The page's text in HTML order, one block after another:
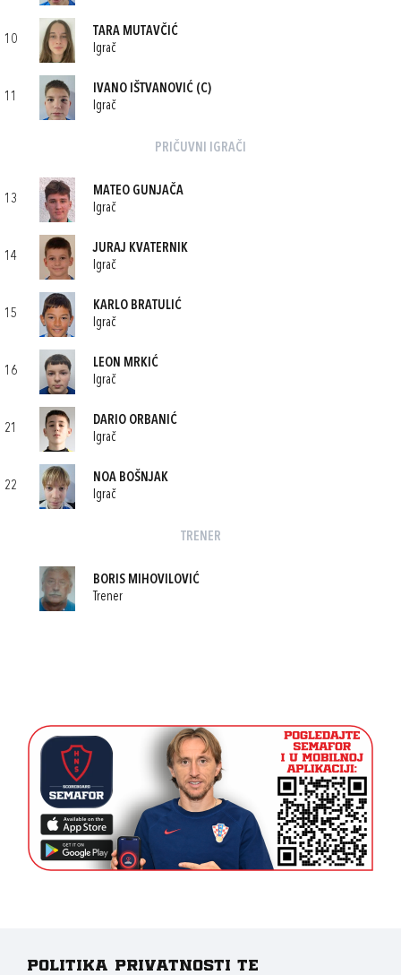
10
TARA MUTAVČIĆ
Igrač
11
IVANO IŠTVANOVIĆ (C)
Igrač
PRIČUVNI IGRAČI
13
MATEO GUNJAČA
Igrač
14
JURAJ KVATERNIK
Igrač
15
KARLO BRATULIĆ
Igrač
16
LEON MRKIĆ
Igrač
21
DARIO ORBANIĆ
Igrač
22
NOA BOŠNJAK
Igrač
TRENER
BORIS MIHOVILOVIĆ
Trener
Politika privatnosti te